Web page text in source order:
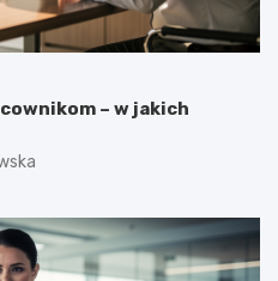
– w jakich